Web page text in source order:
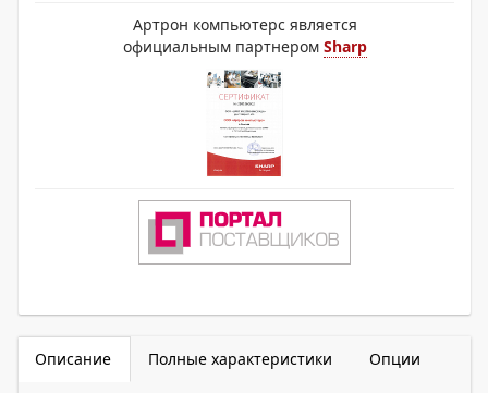
Артрон компьютерс является
официальным партнером Sharp
Описание Полные характеристики Опции